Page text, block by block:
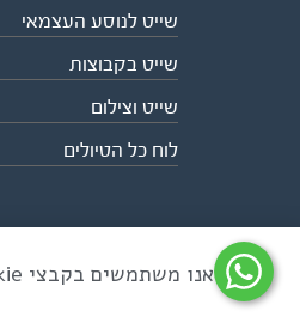
שייט לנוסע העצמאי
שייט בקבוצות
שייט וצילום
לוח כל הטיולים
כל הזכויות שמורות לאקו טיולי שטח |
אנו משתמשים בקבצי Cookie לשיפור חוויית הגלישה ולניתוח שימוש באתר